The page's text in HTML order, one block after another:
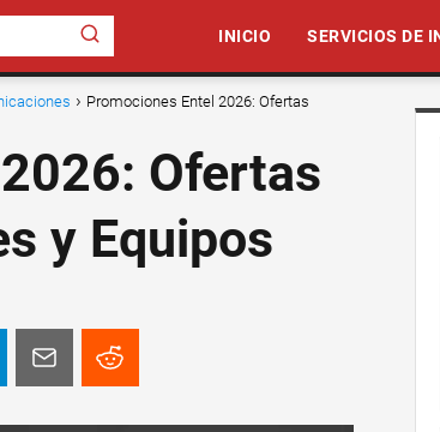
INICIO SERVICIOS DE
Promociones Entel 2026: Ofertas
Ofertas
y Equipos